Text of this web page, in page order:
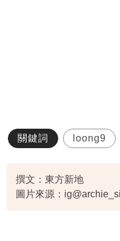
關鍵詞 loong9
撰文：東方新地
圖片來源：